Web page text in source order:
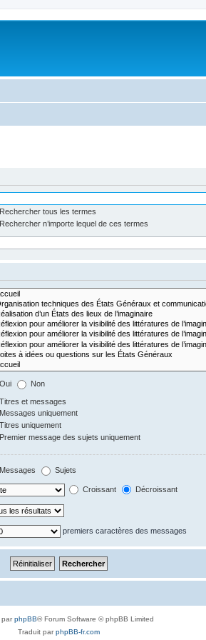
Rechercher tous les termes
Rechercher n’importe lequel de ces termes
Oui Non
Titres et messages
Messages uniquement
Titres uniquement
Premier message des sujets uniquement
Messages Sujets
Croissant Décroissant
premiers caractères des messages
parphpBB® Forum Software © phpBB Limited
Traduit parphpBB-fr.com